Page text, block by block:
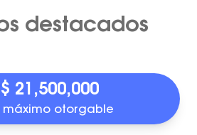
destacados
21,500,000
máximo otorgable